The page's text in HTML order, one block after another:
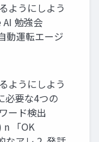
ようにしよう
勉強会
動運転エージ
ようにしよう
必要な4つの
ード検出
「OK